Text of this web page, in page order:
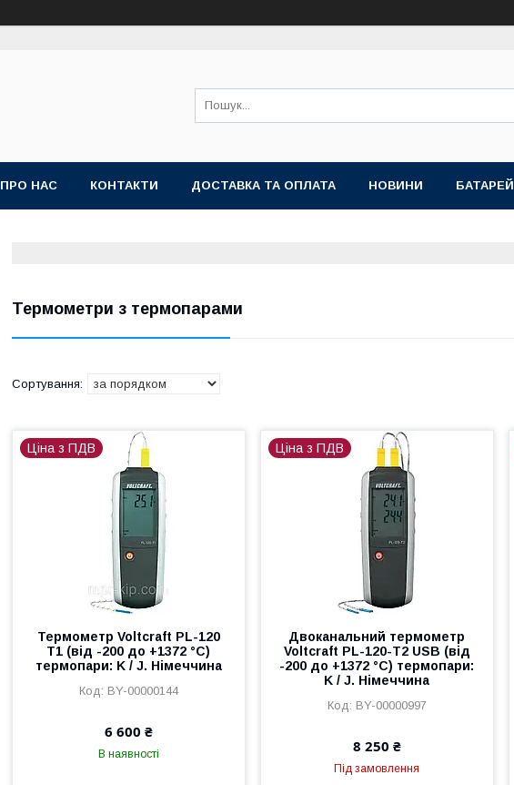
ПРО НАС КОНТАКТИ ДОСТАВКА ТА ОПЛАТА НОВИНИ
Термометри з термопарами
Ціна з ПДВ
Термометр Voltcraft PL-120
T1 (від -200 до +1372 °C)
термопари: K / J. Німеччина
BY-00000144
6 600 ₴
В наявності
Ціна з ПДВ
Двоканальний термометр
Voltcraft PL-120-T2 USB (від
-200 до +1372 °C) термопари:
K / J. Німеччина
BY-00000997
8 250 ₴
Під замовлення